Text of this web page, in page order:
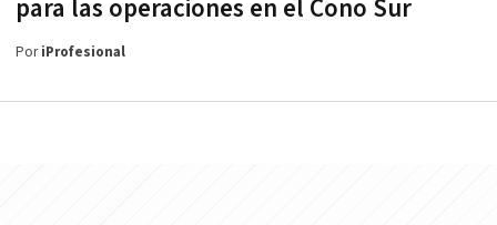
para las operaciones en el Cono Sur
PoriProfesional